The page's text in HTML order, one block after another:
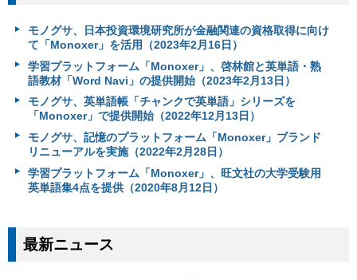
モノグサ、日本投資環境研究所が金融関連の資格取得に向け
て「Monoxer」を活用（2023年2月16日）
学習プラットフォーム「Monoxer」、啓林館と英単語・熟
語教材「Word Navi」の提供開始（2023年2月13日）
モノグサ、英単語帳「チャンクで英単語」シリーズを
「Monoxer」で提供開始（2022年12月13日）
モノグサ、記憶のプラットフォーム「Monoxer」ブランド
リニューアルを実施（2022年2月28日）
学習プラットフォーム「Monoxer」、旺文社の大学受験用
英単語集4点を提供（2020年8月12日）
最新ニュース